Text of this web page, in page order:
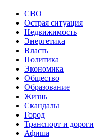
СВО
Острая ситуация
Недвижимость
Энергетика
Власть
Политика
Экономика
Общество
Образование
Жизнь
Скандалы
Город
Транспорт и дороги
Афиша